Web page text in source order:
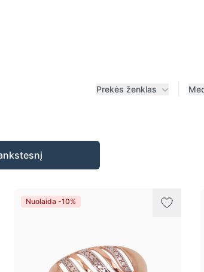
Prekės ženklas
Nuolaida -10%